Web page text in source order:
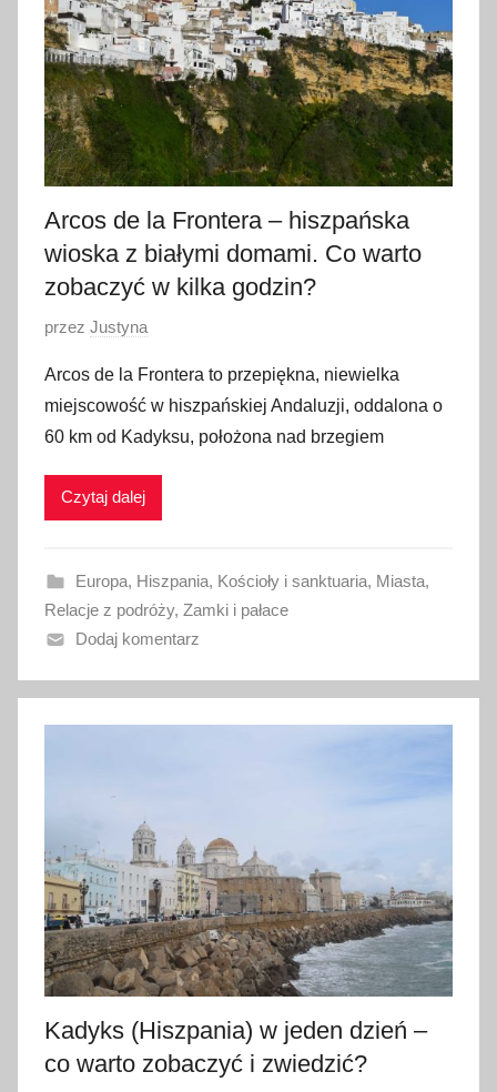
c
a
2
0
1
8
Arcos de la Frontera – hiszpańska
wioska z białymi domami. Co warto
zobaczyć w kilka godzin?
O
u
b
l
i
a
n
o
9
l
o
2
0
1
8
przez Justyna
Arcos de la Frontera to przepiękna, niewielka
miejscowość w hiszpańskiej Andaluzji, oddalona o
60 km od Kadyksu, położona nad brzegiem
Czytaj dalej
Europa, Hiszpania, Kościoły i sanktuaria, Miasta,
Relacje z podróży, Zamki i pałace
Dodaj komentarz
Kadyks (Hiszpania) w jeden dzień –
co warto zobaczyć i zwiedzić?